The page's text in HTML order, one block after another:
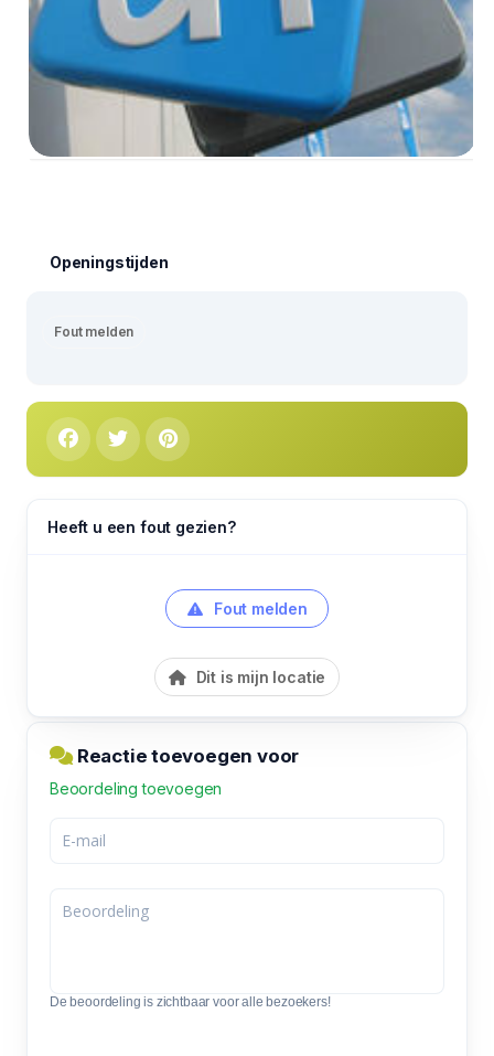
Openingstijden
Fout melden
Heeft u een fout gezien?
Fout melden
Dit is mijn locatie
Reactie toevoegen voor
Beoordeling toevoegen
De beoordeling is zichtbaar voor alle bezoekers!